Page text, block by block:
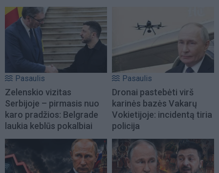
Pasaulis
Zelenskio vizitas
Serbijoje – pirmasis nuo
karo pradžios: Belgrade
laukia keblūs pokalbiai
Pasaulis
Dronai pastebėti virš
karinės bazės Vakarų
Vokietijoje: incidentą tiria
policija